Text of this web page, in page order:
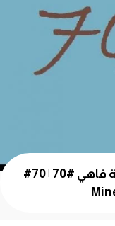
ماين كرافت : المعنى الحقيقي لكلمة فاهي #70 | 70#